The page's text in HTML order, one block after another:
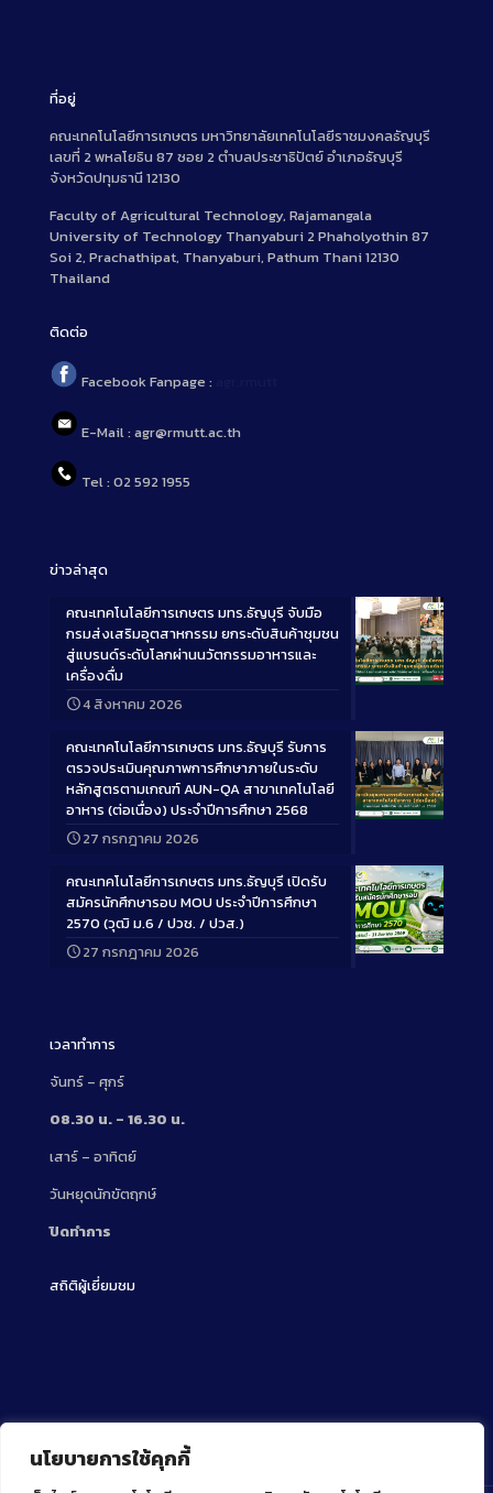
นโยบายการใช้คุกกี้
ที่อยู่
คณะเทคโนโลยีการเกษตร มหาวิทยาลัยเทคโนโลยีราชมงคลธัญบุรี
เลขที่ 2 พหลโยธิน 87 ซอย 2 ตำบลประชาธิปัตย์ อำเภอธัญบุรี
จังหวัดปทุมธานี 12130
Faculty of Agricultural Technology, Rajamangala
University of Technology Thanyaburi 2 Phaholyothin 87
Soi 2, Prachathipat, Thanyaburi, Pathum Thani 12130
Thailand
ติดต่อ
Facebook Fanpage :
E-Mail : agr@rmutt.ac.th
Tel : 02 592 1955
ข่าวล่าสุด
Long
คณะเทคโนโลยีการเกษตร มทร.ธัญบุรี จับมือ
กรมส่งเสริมอุตสาหกรรม ยกระดับสินค้าชุมชน
สู่แบรนด์ระดับโลกผ่านนวัตกรรมอาหารและ
เครื่องดื่ม
4 สิงหาคม 2026
Long
คณะเทคโนโลยีการเกษตร มทร.ธัญบุรี รับการ
ตรวจประเมินคุณภาพการศึกษาภายในระดับ
หลักสูตรตามเกณฑ์ AUN-QA สาขาเทคโนโลยี
อาหาร (ต่อเนื่อง) ประจำปีการศึกษา 2568
27 กรกฎาคม 2026
Long
คณะเทคโนโลยีการเกษตร มทร.ธัญบุรี เปิดรับ
สมัครนักศึกษารอบ MOU ประจำปีการศึกษา
2570 (วุฒิ ม.6 / ปวช. / ปวส.)
27 กรกฎาคม 2026
เวลาทำการ
จันทร์ – ศุกร์
08.30 น. – 16.30 น.
เสาร์ – อาทิตย์
วันหยุดนักขัตฤกษ์
ปิดทำการ
สถิติผู้เยี่ยมชม